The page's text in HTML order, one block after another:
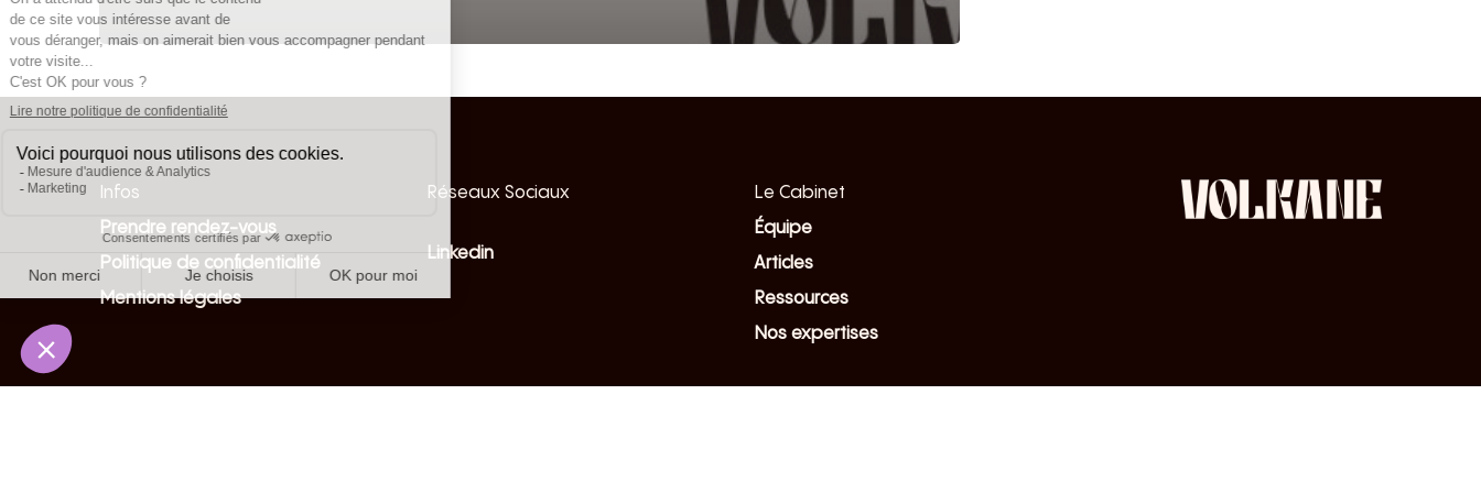
Infos
Prendre rendez-vous
Politique de confidentialité
Mentions légales
Réseaux Sociaux
Linkedin
Le Cabinet
Équipe
Articles
Ressources
Nos expertises